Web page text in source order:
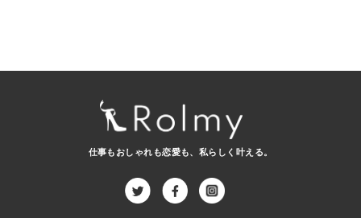
仕事もおしゃれも恋愛も、 私らしく叶える。